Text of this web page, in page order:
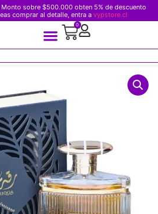
sobre $500.000 obten 5% de descuento
comprar al detalle, entra a vypstore.cl
0